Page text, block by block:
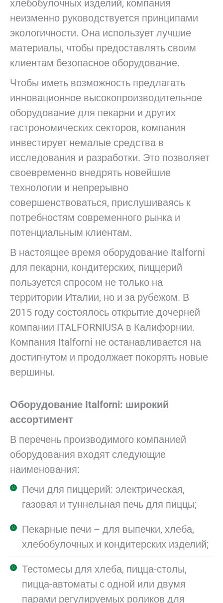
хлебобулочных изделий, компания
неизменно руководствуется принципами
экологичности. Она использует лучшие
материалы, чтобы предоставлять своим
клиентам безопасное оборудование.
Чтобы иметь возможность предлагать
инновационное высокопроизводительное
оборудование для пекарни и других
гастрономических секторов, компания
инвестирует немалые средства в
исследования и разработки. Это позволяет
своевременно внедрять новейшие
технологии и непрерывно
совершенствоваться, прислушиваясь к
потребностям современного рынка и
потенциальным клиентам.
В настоящее время оборудование Italforni
для пекарни, кондитерских, пиццерий
пользуется спросом не только на
территории Италии, но и за рубежом. В
2015 году состоялось открытие дочерней
компании ITALFORNIUSA в Калифорнии.
Компания Italforni не останавливается на
достигнутом и продолжает покорять новые
вершины.
Оборудование Italforni: широкий
ассортимент
В перечень производимого компанией
оборудования входят следующие
наименования:
Печи для пиццерий: электрическая,
газовая и туннельная печь для пиццы;
Пекарные печи – для выпечки, хлеба,
хлебобулочных и кондитерских изделий;
Тестомесы для хлеба, пицца-столы,
пицца-автоматы с одной или двумя
парами регулируемых роликов для